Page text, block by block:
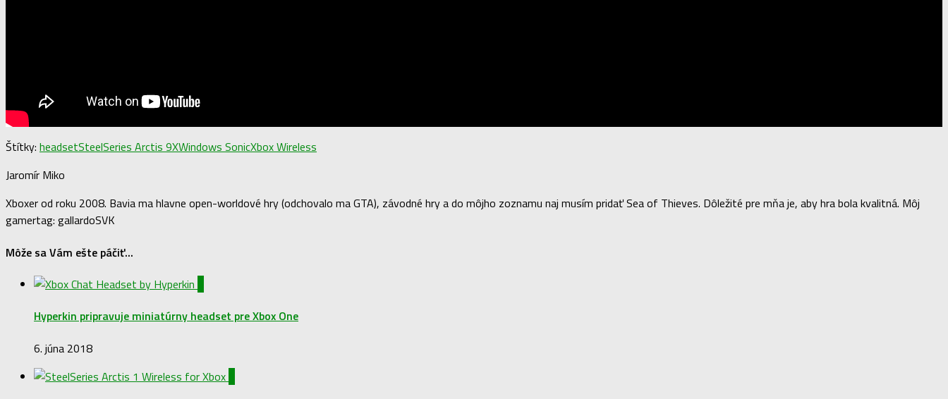
Štítky: headsetSteelSeries Arctis 9XWindows SonicXbox Wireless
Jaromír Miko
Xboxer od roku 2008. Bavia ma hlavne open-worldové hry (odchovalo ma GTA), závodné hry a do môjho zoznamu naj musím pridať Sea of Thieves. Dôležité pre mňa je, aby hra bola kvalitná. Môj
gamertag: gallardoSVK
Môže sa Vám ešte páčiť...
Hyperkin pripravuje miniatúrny headset pre Xbox One
6. júna 2018